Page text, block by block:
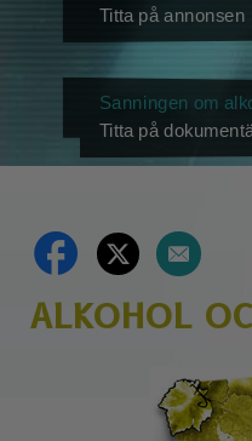
Titta på annonsen
Sanningen om
Titta på
ALKOHOL